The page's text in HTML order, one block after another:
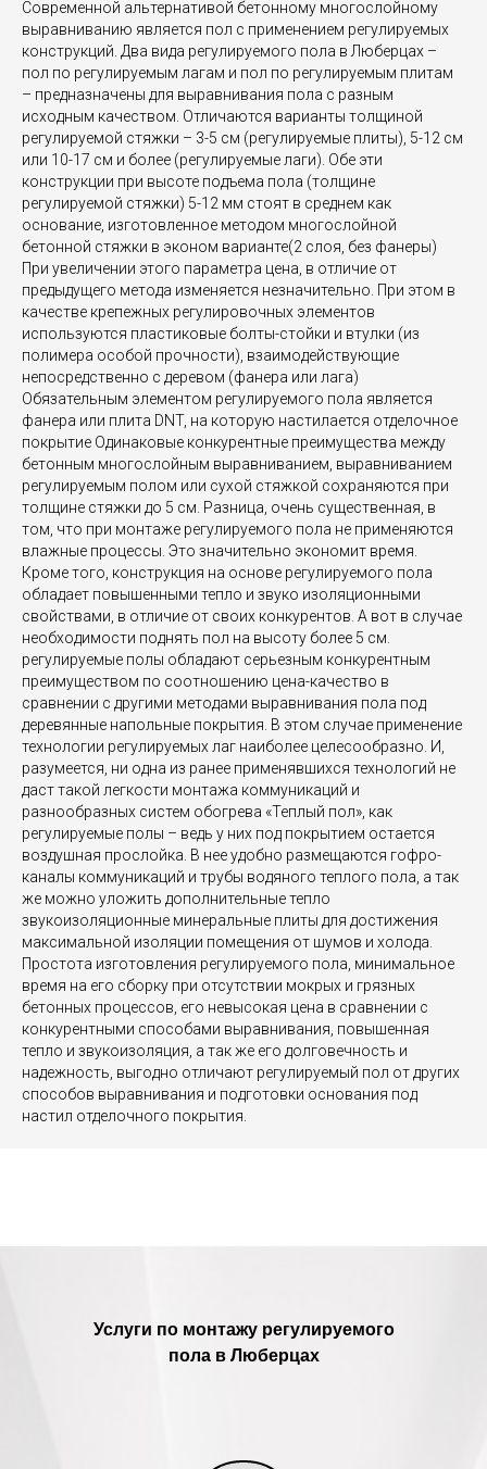
Современной альтернативой бетонному многослойному
выравниванию является пол с применением регулируемых
конструкций. Два вида регулируемого пола в Люберцах –
пол по регулируемым лагам и пол по регулируемым плитам
– предназначены для выравнивания пола с разным
исходным качеством. Отличаются варианты толщиной
регулируемой стяжки – 3-5 см (регулируемые плиты), 5-12 см
или 10-17 см и более (регулируемые лаги). Обе эти
конструкции при высоте подъема пола (толщине
регулируемой стяжки) 5-12 мм стоят в среднем как
основание, изготовленное методом многослойной
бетонной стяжки в эконом варианте(2 слоя, без фанеры)
При увеличении этого параметра цена, в отличие от
предыдущего метода изменяется незначительно. При этом в
качестве крепежных регулировочных элементов
используются пластиковые болты-стойки и втулки (из
полимера особой прочности), взаимодействующие
непосредственно с деревом (фанера или лага)
Обязательным элементом регулируемого пола является
фанера или плита DNT, на которую настилается отделочное
покрытие Одинаковые конкурентные преимущества между
бетонным многослойным выравниванием, выравниванием
регулируемым полом или сухой стяжкой сохраняются при
толщине стяжки до 5 см. Разница, очень существенная, в
том, что при монтаже регулируемого пола не применяются
влажные процессы. Это значительно экономит время.
Кроме того, конструкция на основе регулируемого пола
обладает повышенными тепло и звуко изоляционными
свойствами, в отличие от своих конкурентов. А вот в случае
необходимости поднять пол на высоту более 5 см.
регулируемые полы обладают серьезным конкурентным
преимуществом по соотношению цена-качество в
сравнении с другими методами выравнивания пола под
деревянные напольные покрытия. В этом случае применение
технологии регулируемых лаг наиболее целесообразно. И,
разумеется, ни одна из ранее применявшихся технологий не
даст такой легкости монтажа коммуникаций и
разнообразных систем обогрева «Теплый пол», как
регулируемые полы – ведь у них под покрытием остается
воздушная прослойка. В нее удобно размещаются гофро-
каналы коммуникаций и трубы водяного теплого пола, а так
же можно уложить дополнительные тепло
звукоизоляционные минеральные плиты для достижения
максимальной изоляции помещения от шумов и холода.
Простота изготовления регулируемого пола, минимальное
время на его сборку при отсутствии мокрых и грязных
бетонных процессов, его невысокая цена в сравнении с
конкурентными способами выравнивания, повышенная
тепло и звукоизоляция, а так же его долговечность и
надежность, выгодно отличают регулируемый пол от других
способов выравнивания и подготовки основания под
настил отделочного покрытия.
Услуги по монтажу регулируемого
пола в Люберцах